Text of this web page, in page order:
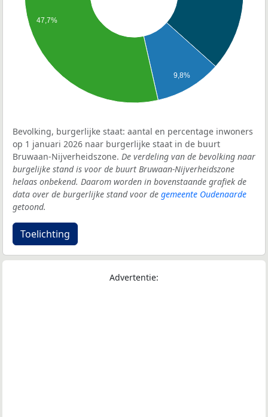
9,8%
47,7%
Bevolking, burgerlijke staat: aantal en percentage inwoners
op 1 januari 2026 naar burgerlijke staat in de buurt
Bruwaan-Nijverheidszone. De verdeling van de bevolking naar
burgelijke stand is voor de buurt Bruwaan-Nijverheidszone
helaas onbekend. Daarom worden in bovenstaande grafiek de
data over de burgerlijke stand voor de gemeente Oudenaarde
getoond.
Toelichting
Advertentie: